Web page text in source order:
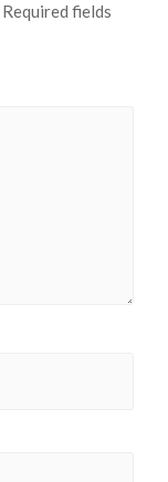
Required fields